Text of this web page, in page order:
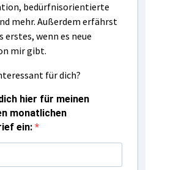
bedürfnisorientierte
mehr. Außerdem erfährst
erstes, wenn es neue
mir gibt.
für dich?
hier für meinen
monatlichen
ein: